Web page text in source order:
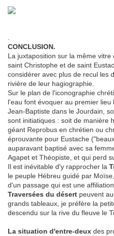
CONCLUSION.
La juxtaposition sur la même
saint Christophe et de saint
considérer avec plus de recul les
rivière de leur hagiographie.
Sur le plan de l'iconographie
l'eau font évoquer au premier lieu
Jean-Baptiste dans le Jourdain,
sont initiatiques : soit de manière
géant Reprobus en chrétien ou
éprouvante pour Eustache
auparavant baptisé avec sa
Agapet et Théopiste, et qui perd
Il est inévitable d'y rapprocher la
le peuple Hébreu guidé par
d'un passage qui est une
Traversées du désert peuvent
grands tableaux, je préfère la
descendu sur la rive du fleuve le
La situation d'entre-deux des